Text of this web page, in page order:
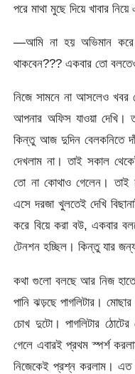
পরে মাথা মুছে দিয়ে খাবার
—আমি না হয় অভিমান
থাকবেন??? একবার তো
নিজে সামনে না আসলেও খবর
আপনার অফিস যাওয়া দেখি।
কিন্তু আজ দুদিন বেলকনিতে
দেখলাম না। তাই সকাল
তো না কোথাও গেলেন। তাই
এসে দরজা খুলতেই দেখি
করে বিয়ে করা বউ, একবার
টেনশন হচ্ছিল। কিন্তু যার
কথা গুলো বলছে আর নিজ
পানি ঝড়ছে পাগলিটার। মোছার
চোখ দুটো। পাগলিটার
গেলে এবারই প্রথম স্পর্শ
নিজেকেই প্রশ্ন করলাম।